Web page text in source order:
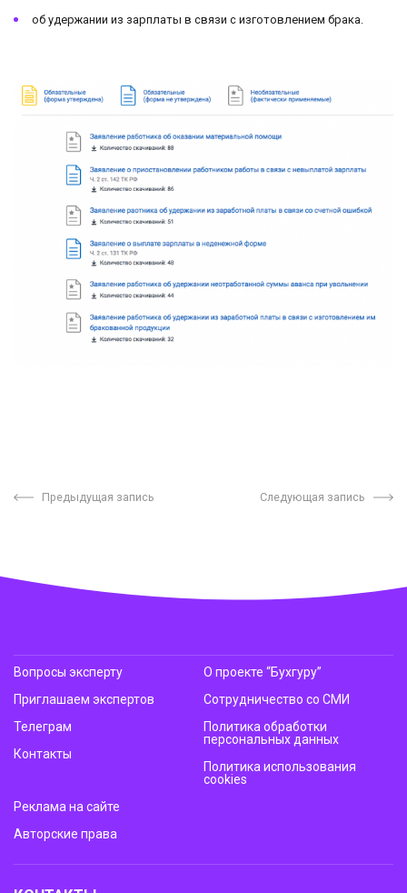
об удержании из зарплаты в связи с изготовлением брака.
Предыдущая запись Следующая запись
Вопросы эксперту
Приглашаем экспертов
Телеграм
Контакты
О проекте “Бухгуру”
Сотрудничество со СМИ
Политика обработки
персональных данных
Политика использования
cookies
Реклама на сайте
Авторские права